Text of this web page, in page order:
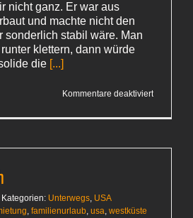
nicht ganz. Er war aus
und machte nicht den
sonderlich stabil wäre. Man
klettern, dann würde
die [...]
Kommentare deaktiviertfür
Kategorien: Unterwegs, USA
, familienurlaub, usa, westküste